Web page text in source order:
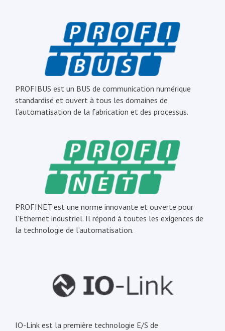
PROFIBUS est un BUS de communication numérique
standardisé et ouvert à tous les domaines de
l’automatisation de la fabrication et des processus.
PROFINET est une norme innovante et ouverte pour
l’Ethernet industriel. Il répond à toutes les exigences de
la technologie de l’automatisation.
IO-Link est la première technologie E/S de